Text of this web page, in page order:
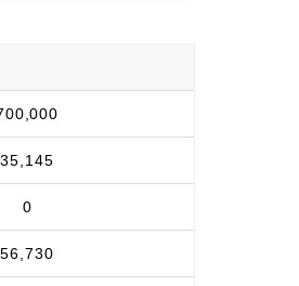
35,145
0
56,730